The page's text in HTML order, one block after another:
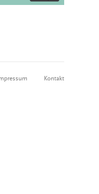
Kontakt